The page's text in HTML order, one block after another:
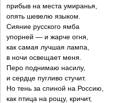
прибыв на места умиранья,
опять шевелю языком.
Сияние русского ямба
упорней — и жарче огня,
как самая лучшая лампа,
в ночи освещает меня.
Перо поднимаю насилу,
и сердце пугливо стучит.
Но тень за спиной на Россию,
как птица на рощу, кричит,